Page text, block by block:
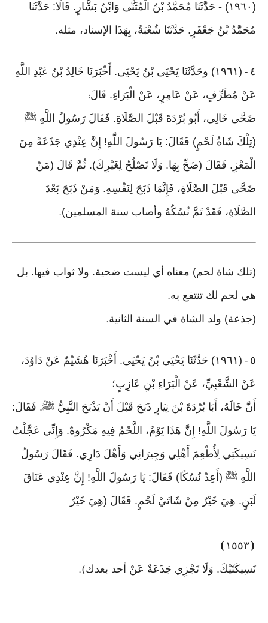
(١٩٦٠) - حَدَّثَنَا مُحَمَّدُ بْنُ الْمُثَنَّى وَابْنُ بَشَّارٍ. قَالَا: حَدَّثَنَا
مُحَمَّدُ بْنُ جَعْفَرٍ. حَدَّثَنَا شُعْبَةُ، بِهَذَا الإسناد، مثله.
٤ -
(١٩٦١) وحَدَّثَنَا يَحْيَى بْنُ يَحْيَى. أَخْبَرَنَا خَالِدُ بْنُ عَبْدِ اللَّهِ
عَنْ مُطَرِّفٍ، عَنْ عَامِرٍ، عَنْ الْبَرَاءِ. قَالَ:
ضَحَّى خَالِي، أَبُو بُرْدَةَ قَبْلَ الصَّلَاةِ. فَقَالَ رَسُولُ اللَّهِ ﷺ
(تِلْكَ شَاةُ لَحْمٍ) فَقَالَ: يَا رَسُولَ اللَّهِ! إِنَّ عِنْدِي جَذَعَةً مِنَ
الْمَعْزِ. فَقَالَ (ضَحِّ بِهَا. وَلَا تَصْلُحُ لِغَيْرِكَ). ثُمَّ قَالَ (مَنْ
ضَحَّى قَبْلَ الصَّلَاةِ، فَإِنَّمَا ذَبَحَ لِنَفْسِهِ. وَمَنْ ذَبَحَ بَعْدَ
الصَّلَاةِ، فَقَدْ تَمَّ نُسُكُهُ وأصاب سنة المسلمين).
(تلك شاة لحم) معناه أي ليست ضحية. ولا ثواب فيها. بل
هي لحم لك تنتفع به.
(جذعة) ولد الشاة في السنة الثانية.
٥ -
(١٩٦١) حَدَّثَنَا يَحْيَى بْنُ يَحْيَى. أَخْبَرَنَا هُشَيْمٌ عَنْ دَاوُدَ،
عَنْ الشَّعْبِيِّ، عَنْ الْبَرَاءِ بْنِ عَازِبٍ؛
أَنَّ خَالَهُ، أَبَا بُرْدَةَ بْنَ نِيَارٍ ذَبَحَ قَبْلَ أَنْ يَذْبَحَ النَّبِيُّ ﷺ. فَقَالَ:
يَا رَسُولَ اللَّهِ! إِنَّ هَذَا يَوْمٌ، اللَّحْمُ فِيهِ مَكْرُوهٌ. وَإِنِّي عَجَّلْتُ
نَسِيكَتِي لِأُطْعِمَ أَهْلِي وَجِيرَانِي وَأَهْلَ دَارِي. فَقَالَ رَسُولُ
اللَّهِ ﷺ (أَعِدْ نُسُكًا) فَقَالَ: يَا رَسُولَ اللَّهِ! إِنَّ عِنْدِي عَنَاقَ
لَبَنٍ. هِيَ خَيْرٌ مِنْ شَاتَيْ لَحْمٍ. فَقَالَ (هِيَ خَيْرُ
⦗١٥٥٣ ⦘
نَسِيكَتَيْكَ. وَلَا تَجْزِي جَذَعَةٌ عَنْ أحد بعدك).